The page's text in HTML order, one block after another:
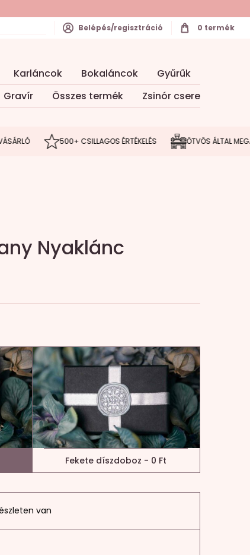
Karláncok Bokaláncok
Gyűrűk
Gravír Összes termék Zsinór csere
Belépés/regisztráció 0 termék
500+ CSILLAGOS ÉRTÉKELÉS ÖTVÖS ÁLTAL
Nyaklánc
Fekete díszdoboz - 0 Ft
van